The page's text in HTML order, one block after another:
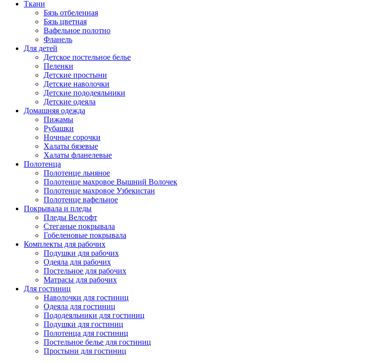
Ткани
Бязь отбеленная
Бязь цветная
Вафельное полотно
Фланель
Для детей
Детское постельное белье
Пеленки
Детские простыни
Детские наволочки
Детские пододеяльники
Детские одеяла
Домашняя одежда
Пижамы
Рубашки
Ночные сорочки
Халаты бязевые
Халаты фланелевые
Полотенца
Полотенце льняное
Полотенце махровое Вышний Волочек
Полотенце махровое Узбекистан
Полотенце вафельное
Покрывала и пледы
Пледы Велсофт
Стеганые покрывала
Гобеленовые покрывала
Комплекты для рабочих
Подушки для рабочих
Одеяла для рабочих
Постельное для рабочих
Матрасы для рабочих
Для гостиниц
Наволочки для гостиниц
Одеяла для гостиниц
Пододеяльники для гостиниц
Подушки для гостиниц
Полотенца для гостиниц
Постельное белье для гостиниц
Простыни для гостиниц